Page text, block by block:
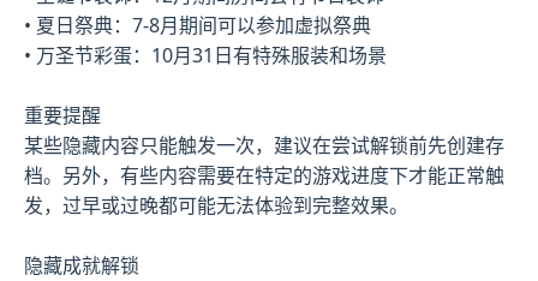
• 夏日祭典：7-8月期间可以参加虚拟祭典
• 万圣节彩蛋：10月31日有特殊服装和场景
重要提醒
某些隐藏内容只能触发一次，建议在尝试解锁前先创建存
档。另外，有些内容需要在特定的游戏进度下才能正常触
发，过早或过晚都可能无法体验到完整效果。
隐藏成就解锁